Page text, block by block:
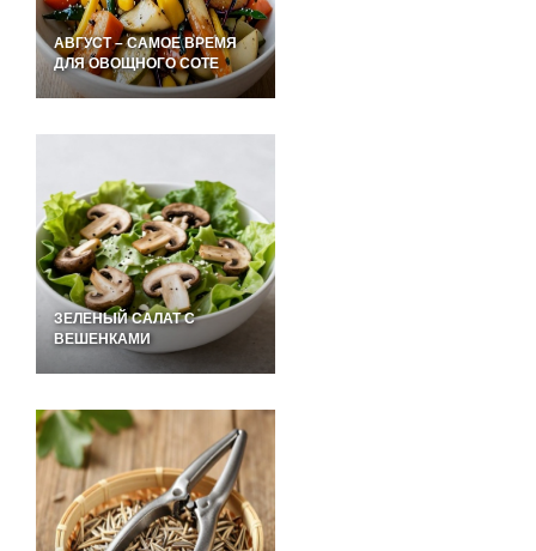
АВГУСТ – САМОЕ ВРЕМЯ
ДЛЯ ОВОЩНОГО СОТЕ
ЗЕЛЕНЫЙ САЛАТ С
ВЕШЕНКАМИ